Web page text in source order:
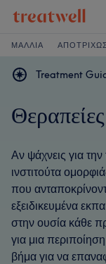
ΜΑΛΛΙΆ
Treatment
Αν ψάχνεις για
ινστιτούτα
που
εξειδικευμένα
στην ουσία κάθε
για μια
βήμα για να